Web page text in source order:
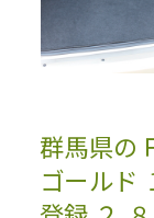
群馬県の
ゴールド